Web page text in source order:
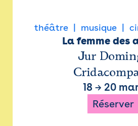
théâtre musique
La femme des
Jur
18 → 20
Réserver